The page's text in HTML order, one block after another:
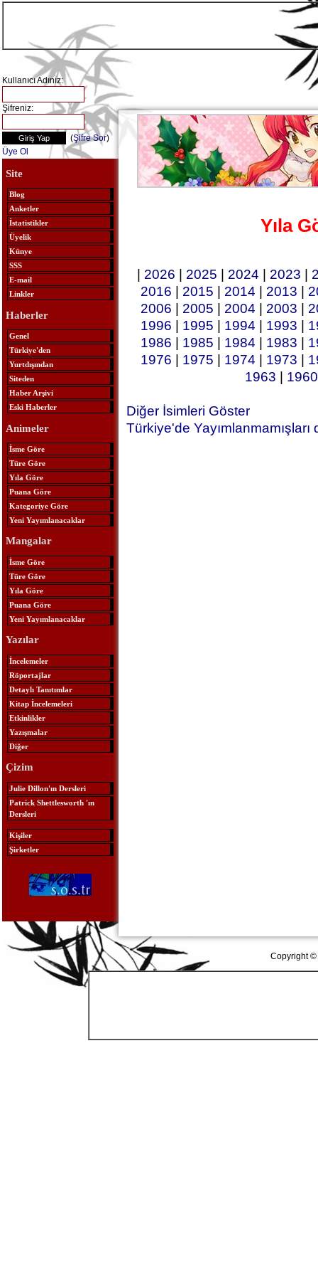
Kullanıcı Adınız:
Şifreniz:
(Şifre Sor)
Üye Ol
Site
Blog
Anketler
İstatistikler
Üyelik
Künye
SSS
E-mail
Linkler
Haberler
Genel
Türkiye'den
Yurtdışından
Siteden
Haber Arşivi
Eski Haberler
Animeler
İsme Göre
Türe Göre
Yıla Göre
Puana Göre
Kategoriye Göre
Yeni Yayımlanacaklar
Mangalar
İsme Göre
Türe Göre
Yıla Göre
Puana Göre
Yeni Yayımlanacaklar
Yazılar
İncelemeler
Röportajlar
Detaylı Tanıtımlar
Kitap İncelemeleri
Etkinlikler
Yazışmalar
Diğer
Çizim
Julie Dillon'ın Dersleri
Patrick Shettlesworth 'ın
Dersleri
Kişiler
Şirketler
Yıla
2026 2025 2024 2023
2016
2015 2014 2013
2006
2005 2004 2003
1996
1995 1994 1993
1986
1985 1984 1983
1976
1975 1974 1973
1963
1960
Diğer İsimleri Göster
Türkiye'de Yayımlanmamışları
Copyright ©